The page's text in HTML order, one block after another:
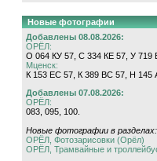
Новые фотографии
Добавлены 08.08.2026:
ОРЁЛ:
О 064 КУ 57, С 334 КЕ 57, У 719
Мценск:
К 153 ЕС 57, К 389 ВС 57, Н 145
Добавлены 07.08.2026:
ОРЁЛ:
083, 095, 100.
Новые фотографии в разделах:
ОРЁЛ, Фотозарисовки (Орёл)
ОРЁЛ, Трамвайные и